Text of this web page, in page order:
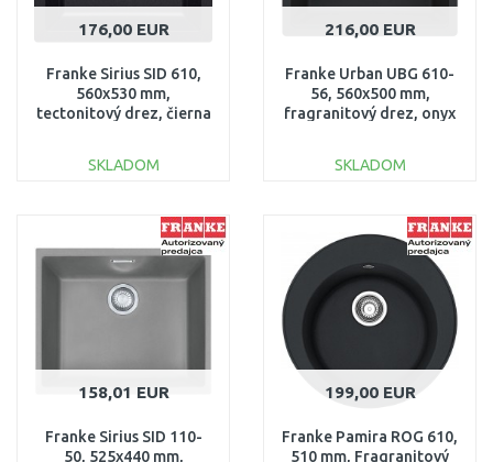
176,00 EUR
Franke Sirius SID 610,
560x530 mm,
tectonitový drez, čierna
SKLADOM
Porovnať
216,00 EUR
Franke Urban UBG 610-
56, 560x500 mm,
fragranitový drez, onyx
SKLADOM
158,01 EUR
Franke Sirius SID 110-
50, 525x440 mm,
199,00 EUR
Franke Pamira ROG 610,
510 mm, Fragranitový